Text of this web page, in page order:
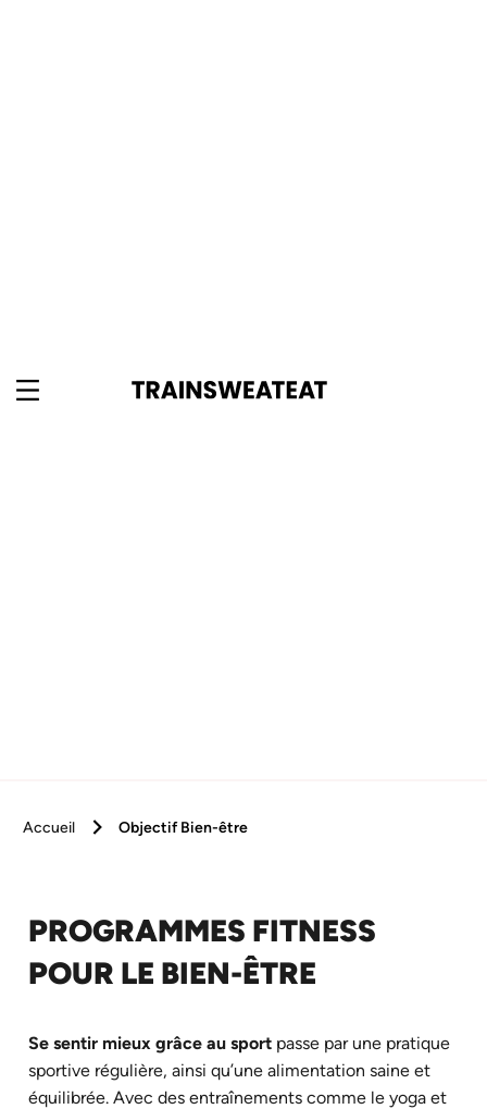
Accueil Objectif Bien-être
PROGRAMMES FITNESS
POUR LE BIEN-ÊTRE
Se sentir mieux grâce au sport passe par une pratique
sportive régulière, ainsi qu’une alimentation saine et
équilibrée. Avec des entraînements comme le yoga et